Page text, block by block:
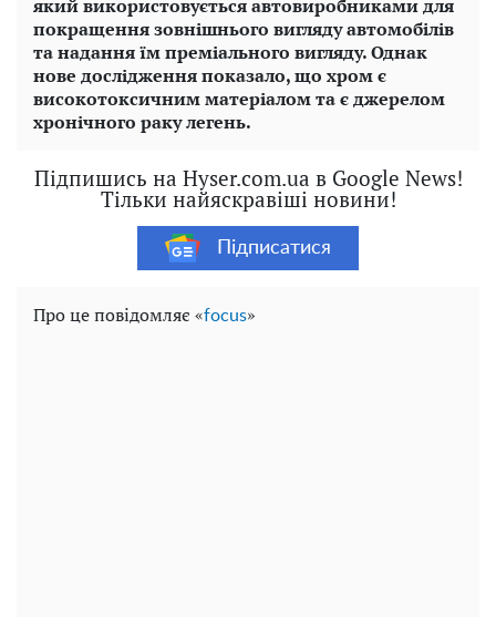
який використовується автовиробниками для
покращення зовнішнього вигляду автомобілів
та надання їм преміального вигляду. Однак
нове дослідження показало, що хром є
високотоксичним матеріалом та є джерелом
хронічного раку легень.
Підпишись на Hyser.com.ua в Google News!
Тільки найяскравіші новини!
Підписатися
Про це повідомляє «focus»